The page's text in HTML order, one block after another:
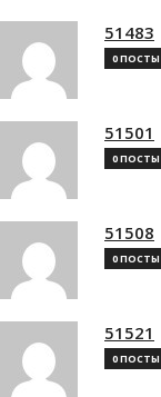
51483
0 ПОСТЫ
51501
0 ПОСТЫ
51508
0 ПОСТЫ
51521
0 ПОСТЫ